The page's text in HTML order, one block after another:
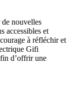
nouvelles
accessibles et
à réfléchir et
Gifi
d’offrir une